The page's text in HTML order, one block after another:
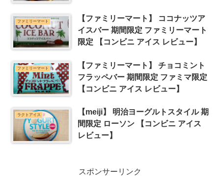
ファミリーマート
【ファミリーマート】 ココナッツア
イスバー 期間限定 ファミリーマート
限定 【コンビニ アイス レビュー】
ファミリーマート
【ファミリーマート】 チョコミント
フラッペバー 期間限定 ファミマ限定
【コンビニ アイス レビュー】
ラクトアイス
【meiji】 明治ヨーグルトスタイル 期
間限定 ローソン 【コンビニ アイス
レビュー】
スポンサーリンク